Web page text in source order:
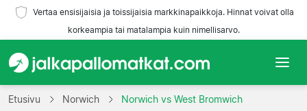
Vertaa ensisijaisia ja toissijaisia markkinapaikkoja. Hinnat voivat olla
korkeampia tai matalampia kuin nimellisarvo.
Etusivu
Etusivu Norwich Norwich vs West Bromwich